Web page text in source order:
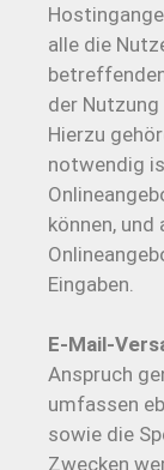
alle die
der
Hierzu
notwendig
können, und
Eingaben.
E-Mail-
Anspruch
umfassen
sowie die
Zwecken